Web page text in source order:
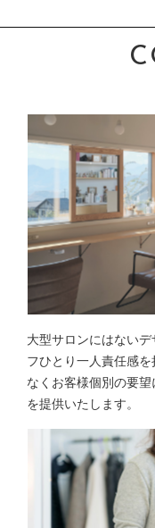
大型サロンにはない
フひとり一人責任感
なくお客様個別の要
を提供いたします。